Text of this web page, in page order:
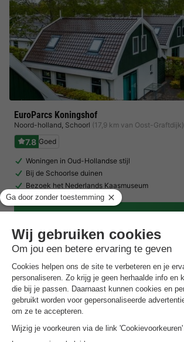
EuroParcs Koningshof
Noord-holland, Schoorl (17,9 km van Oost-Graftdijk)
7.8 Goed
Woningen in Oud-Hollandse stijl
Bij de Schoorlse duinen
Bezoek het Nederlands Kaasmuseum